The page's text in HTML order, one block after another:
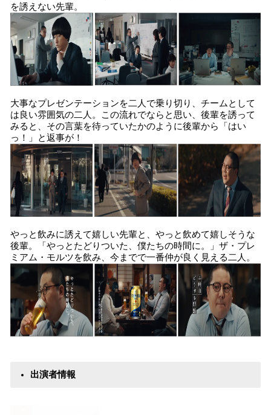
を誘えない先輩。
大事なプレゼンテーションを二人で乗り切り、チームとして
は良い雰囲気の二人。この流れでならと思い、後輩を誘って
みると、その言葉を待っていたかのように後輩から「はい
っ！」と返事が！
やっと飲みに誘えて嬉しい先輩と、やっと飲めて嬉しそうな
後輩。「やっとたどりついた、僕たちの時間に。」ザ・プレ
ミアム・モルツを飲み、今までで一番仲が良く見える二人。
出演者情報